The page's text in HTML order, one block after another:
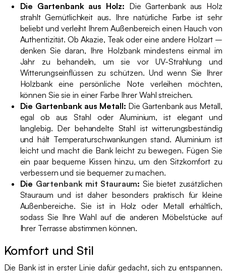
Die Gartenbank aus Holz: Die Gartenbank aus Holz
strahlt Gemütlichkeit aus. Ihre natürliche Farbe ist sehr
beliebt und verleiht Ihrem Außenbereich einen Hauch von
Authentizität. Ob Akazie, Teak oder eine andere Holzart –
denken Sie daran, Ihre Holzbank mindestens einmal im
Jahr zu behandeln, um sie vor UV-Strahlung und
Witterungseinflüssen zu schützen. Und wenn Sie Ihrer
Holzbank eine persönliche Note verleihen möchten,
können Sie sie in einer Farbe Ihrer Wahl streichen.
Die Gartenbank aus Metall: Die Gartenbank aus Metall,
egal ob aus Stahl oder Aluminium, ist elegant und
langlebig. Der behandelte Stahl ist witterungsbeständig
und hält Temperaturschwankungen stand. Aluminium ist
leicht und macht die Bank leicht zu bewegen. Fügen Sie
ein paar bequeme Kissen hinzu, um den Sitzkomfort zu
verbessern und sie bequemer zu machen.
Die Gartenbank mit Stauraum: Sie bietet zusätzlichen
Stauraum und ist daher besonders praktisch für kleine
Außenbereiche. Sie ist in Holz oder Metall erhältlich,
sodass Sie Ihre Wahl auf die anderen Möbelstücke auf
Ihrer Terrasse abstimmen können.
Komfort und Stil
Die Bank ist in erster Linie dafür gedacht, sich zu entspannen.